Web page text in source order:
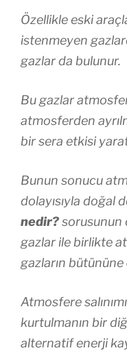
Özellikle eski
istenmeyen
gazlar da bulunur.
Bu gazlar
atmosferden
bir sera etkisi
Bunun sonucu
dolayısıyla doğal
nedir?sorusunun
gazlar ile birlikte
gazların bütününe
Atmosfere
kurtulmanın bir
alternatif enerji